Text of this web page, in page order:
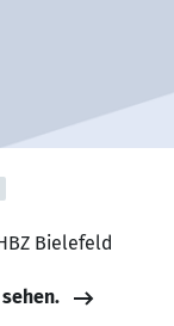
Bielefeld